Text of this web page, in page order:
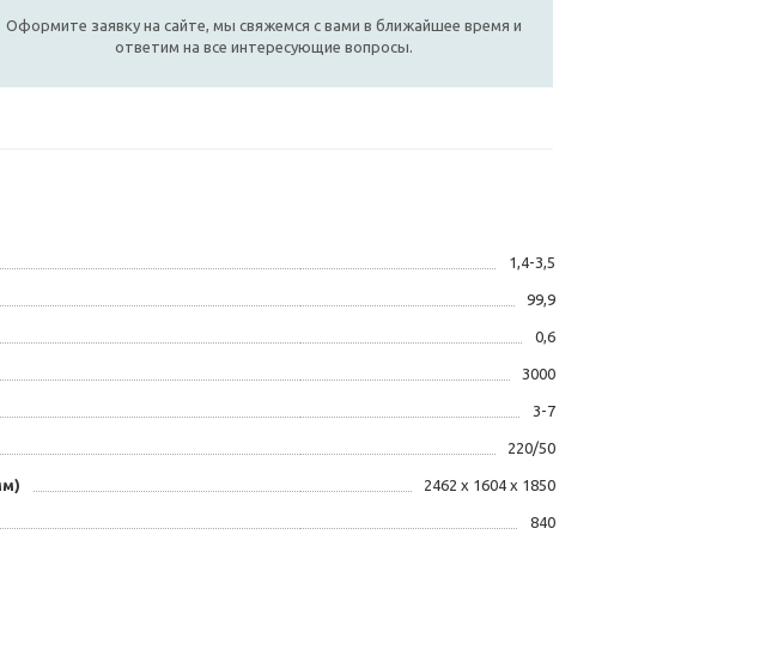
Оформите заявку на сайте, мы свяжемся с вами в ближайшее время и
ответим на все интересующие вопросы.
1,4-3,5
99,9
0,6
3000
3-7
220/50
2462 х 1604 х 1850
840